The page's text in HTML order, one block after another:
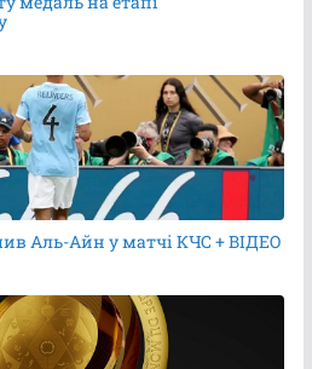
Аль-Айн у матчі КЧС + ВІДЕО